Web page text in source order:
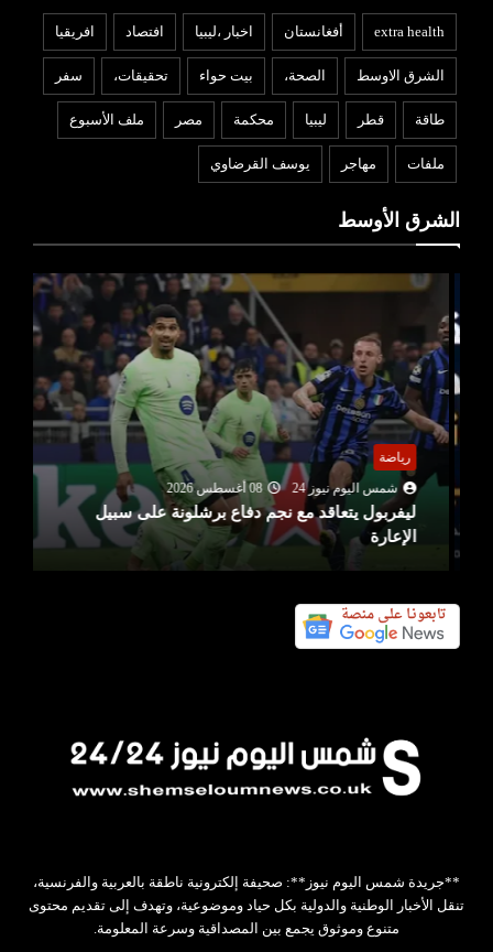
extra health أفغانستان اخبار ،ليبيا افتصاد افريقيا
الشرق الاوسط الصحة، بيت حواء تحقيقات، سفر
طاقة قطر ليبيا محكمة مصر ملف الأسبوع
ملفات مهاجر يوسف القرضاوي
الشرق الأوسط
رياضة
شمس اليوم نيوز 24
08 أغسطس 2026
ليفربول يتعاقد مع نجم دفاع برشلونة على سبيل
الإعارة
**جريدة شمس اليوم نيوز**: صحيفة إلكترونية ناطقة بالعربية والفرنسية،
تنقل الأخبار الوطنية والدولية بكل حياد وموضوعية، وتهدف إلى تقديم محتوى
متنوع وموثوق يجمع بين المصداقية وسرعة المعلومة.